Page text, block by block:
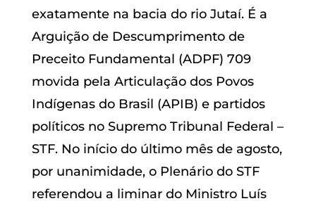
exatamente na bacia do rio Jutaí. É a
Arguição de Descumprimento de
Preceito Fundamental (ADPF) 709
movida pela Articulação dos Povos
Indígenas do Brasil (APIB) e partidos
políticos no Supremo Tribunal Federal –
STF. No início do último mês de agosto,
por unanimidade, o Plenário do STF
referendou a liminar do Ministro Luís